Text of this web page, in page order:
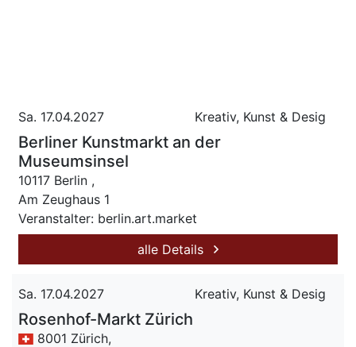
Sa. 17.04.2027 Kreativ, Kunst & Desig
Berliner Kunstmarkt an der
Museumsinsel
10117 Berlin ,
Am Zeughaus 1
Veranstalter: berlin.art.market
alle Details
Sa. 17.04.2027 Kreativ, Kunst & Desig
Rosenhof-Markt Zürich
8001 Zürich,